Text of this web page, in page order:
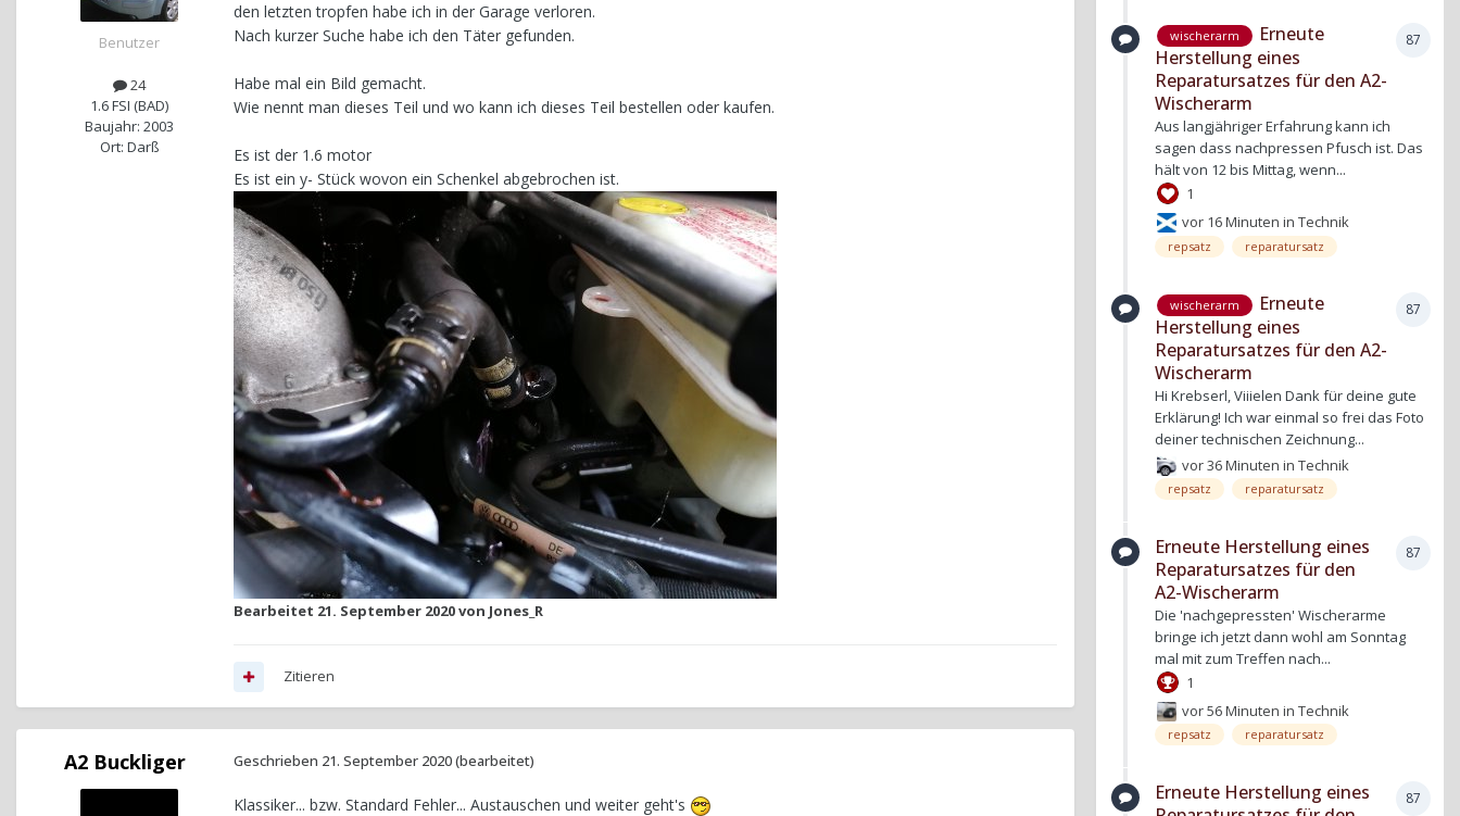
Benutzer
24
1.6 FSI (BAD)
Baujahr: 2003
Ort: Darß
den letzten tropfen habe ich in der Garage verloren.
Nach kurzer Suche habe ich den Täter gefunden.
Habe mal ein Bild gemacht.
Wie nennt man dieses Teil und wo kann ich dieses Teil bestellen oder kaufen.
Es ist der 1.6 motor
Es ist ein y- Stück wovon ein Schenkel abgebrochen ist.
Bearbeitet 21. September 2020von Jones_R
Zitieren
A2 Buckliger Geschrieben 21. September 2020(bearbeitet)
Klassiker... bzw. Standard Fehler... Austauschen und weiter geht's
87
wischerarm
Erneute
Herstellung eines
Reparatursatzes für den A2-
Wischerarm
Aus langjähriger Erfahrung kann ich
sagen dass nachpressen Pfusch ist. Das
hält von 12 bis Mittag, wenn...
1
vor 16 MinuteninTechnik
repsatz reparatursatz
87
wischerarm
Erneute
Herstellung eines
Reparatursatzes für den A2-
Wischerarm
Hi Krebserl, Viiielen Dank für deine gute
Erklärung! Ich war einmal so frei das Foto
deiner technischen Zeichnung...
vor 36 MinuteninTechnik
repsatz reparatursatz
87
Erneute Herstellung eines
Reparatursatzes für den
A2-Wischerarm
Die 'nachgepressten' Wischerarme
bringe ich jetzt dann wohl am Sonntag
mal mit zum Treffen nach...
1
vor 56 MinuteninTechnik
repsatz reparatursatz
87
Erneute Herstellung eines